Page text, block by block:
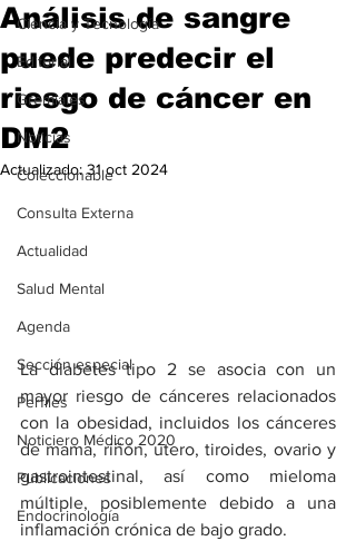
Ciencia y Tecnología
Editorial
Gremiales
Noticias
Coleccionable
Consulta Externa
Actualidad
Salud Mental
Agenda
Sección especial
Perfiles
Noticiero Médico 2020
Publicaciones
Endocrinología
Análisis de sangre
puede predecir el
riesgo de cáncer en
DM2
Actualizado:31 oct 2024
La diabetes tipo 2 se asocia con un
mayor riesgo de cánceres relacionados
con la obesidad, incluidos los cánceres
de mama, riñón, útero, tiroides, ovario y
gastrointestinal, así como mieloma
múltiple, posiblemente debido a una
inflamación crónica de bajo grado.